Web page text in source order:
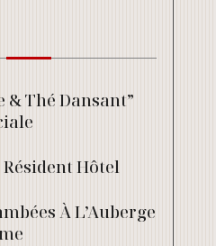
& Thé Dansant”
Hôtel
À L’Auberge